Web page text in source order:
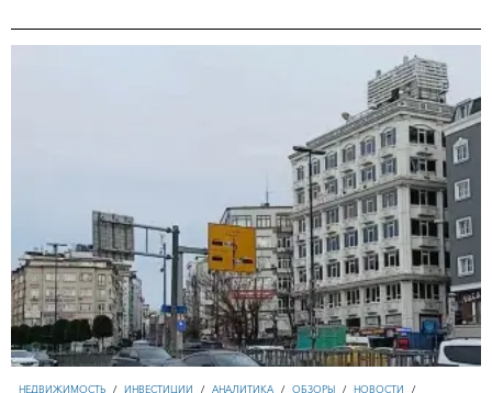
НЕДВИЖИМОСТЬ / ИНВЕСТИЦИИ / АНАЛИТИКА / ОБЗОРЫ / НОВОСТИ /